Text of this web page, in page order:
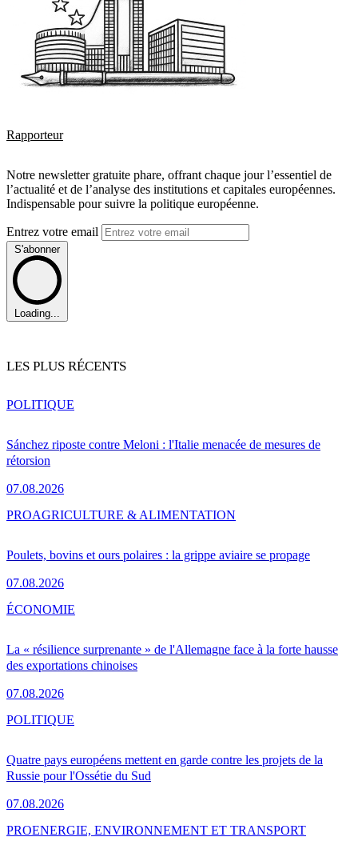
Rapporteur
Notre newsletter gratuite phare, offrant chaque jour l’essentiel de
l’actualité et de l’analyse des institutions et capitales européennes.
Indispensable pour suivre la politique européenne.
Entrez votre email
S'abonner
Loading...
LES PLUS RÉCENTS
Sánchez riposte contre Meloni : l'Italie menacée de mesures de
rétorsion
07.08.2026
POLITIQUE
Poulets, bovins et ours polaires : la grippe aviaire se propage
07.08.2026
PROAGRICULTURE & ALIMENTATION
La « résilience surprenante » de l'Allemagne face à la forte hausse
des exportations chinoises
07.08.2026
ÉCONOMIE
Quatre pays européens mettent en garde contre les projets de la
Russie pour l'Ossétie du Sud
07.08.2026
POLITIQUE
PROENERGIE, ENVIRONNEMENT ET TRANSPORT